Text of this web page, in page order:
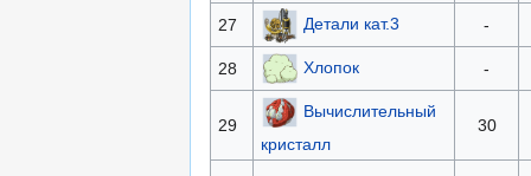
27 Детали кат.3 -
28 Хлопок -
29
Вычислительный
кристалл
30